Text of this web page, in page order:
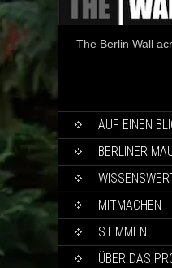
The Berlin Wall
SKIP
CONTENT
AUF EINEN
BERLINER
MITMACHEN
STIMMEN
ÜBER DAS